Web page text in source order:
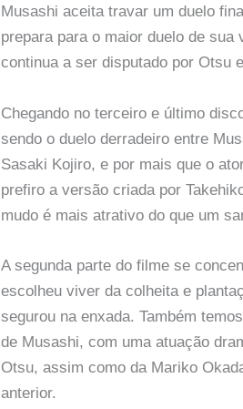
Musashi aceita travar um duelo
prepara para o maior duelo de
continua a ser disputado por Otsu
Chegando no terceiro e último
sendo o duelo derradeiro entre
Sasaki Kojiro, e por mais que o
prefiro a versão criada por
mudo é mais atrativo do que um
A segunda parte do filme se
escolheu viver da colheita e
segurou na enxada. Também
de Musashi, com uma atuação
Otsu, assim como da Mariko
anterior.